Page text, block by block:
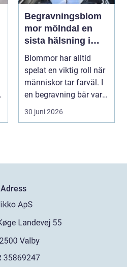
Begravningsblom
mor mölndal en
sista hälsning i
blomsterform
Blommor har alltid
spelat en viktig roll när
människor tar farväl. I
en begravning bär varje
färg, f...
30 juni 2026
Adress